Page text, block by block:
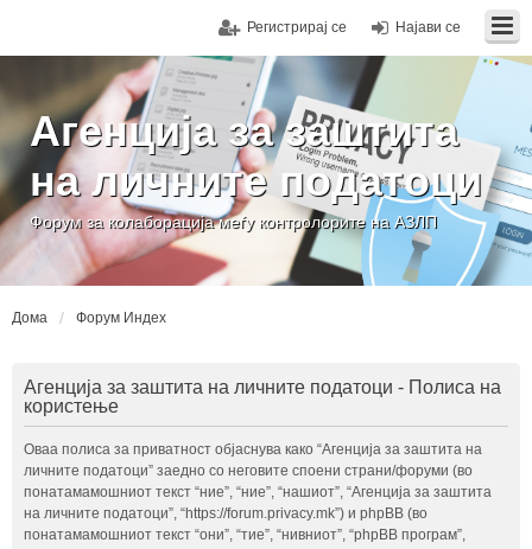
Најави се
Регистрирај се
Агенција за заштита
на личните податоци
Форум за колаборација меѓу контролорите на АЗЛП
Дома Форум Индех
Агенција за заштита на личните податоци - Полиса на
користење
Оваа полиса за приватност објаснува како “Агенција за заштита на
личните податоци” заедно со неговите споени страни/форуми (во
понатамамошниот текст “ние”, “ние”, “нашиот”, “Агенција за заштита
на личните податоци”, “https://forum.privacy.mk”) и phpBB (во
понатамамошниот текст “они”, “тие”, “нивниот”, “phpBB програм”,